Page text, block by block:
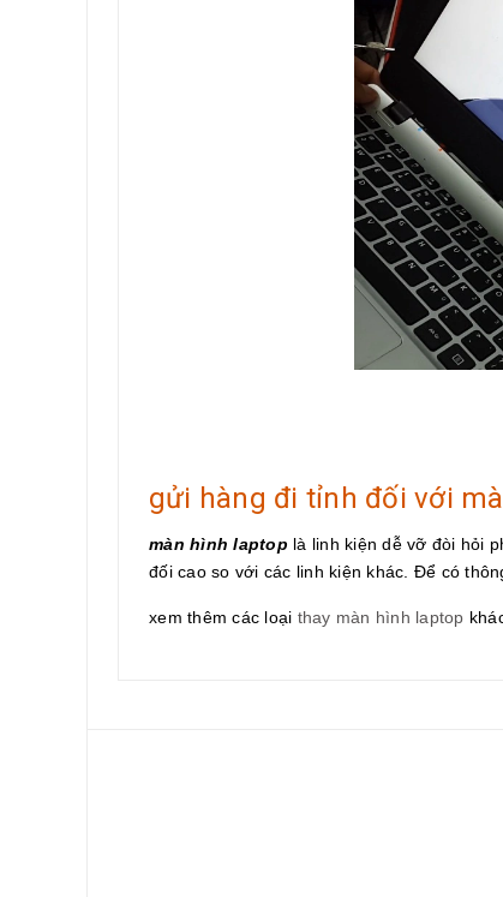
gửi hàng đi tỉnh đối với
màn hình laptop là linh kiện dễ vỡ đòi hỏi
đối cao so với các linh kiện khác. Để có
xem thêm các loại thay màn hình laptop